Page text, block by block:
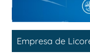
Empresa de